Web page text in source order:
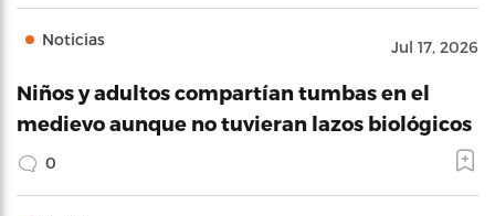
Noticias Jul 17, 2026
Niños y adultos compartían tumbas en el
medievo aunque no tuvieran lazos biológicos
0